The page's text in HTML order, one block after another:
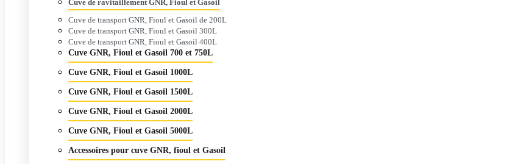
Cuve de ravitaillement GNR, Fioul et Gasoil
Cuve de transport GNR, Fioul et Gasoil de 200L
Cuve de transport GNR, Fioul et Gasoil 300L
Cuve de transport GNR, Fioul et Gasoil 400L
Cuve GNR, Fioul et Gasoil 700 et 750L
Cuve GNR, Fioul et Gasoil 1000L
Cuve GNR, Fioul et Gasoil 1500L
Cuve GNR, Fioul et Gasoil 2000L
Cuve GNR, Fioul et Gasoil 5000L
Accessoires pour cuve GNR, fioul et Gasoil